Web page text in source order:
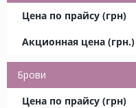
Брови